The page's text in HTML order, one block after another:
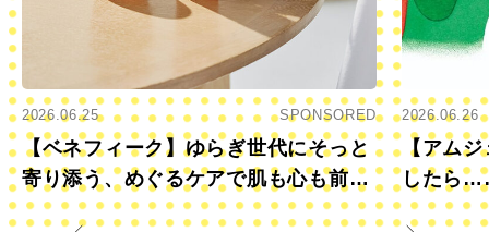
2026.06.25 SPONSORED
【ベネフィーク】ゆらぎ世代にそっと
寄り添う、めぐるケアで肌も心も前向
きに
2026.06.26
【アムジ
したら
すか？